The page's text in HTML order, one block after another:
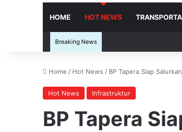
HOME HOT NEWS
Breaking News
Home / Hot News / BP Tapera Siap
Hot News Infrastruktur
BP Tapera